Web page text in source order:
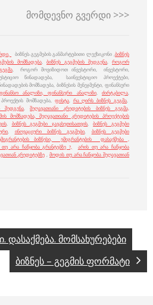
მომდევნო გვერდი >>>
ბიზნეს-გეგმების განმარტებითი ლექსიკონი ,ბიზნეს
მომზადება ბიზნეს გეგმების შედგენა
როგორ
, როგორ მოვიზიდოთ ინვესტორი, ინვესტორი,
წინადადება, საინვესტიციო პროექტები,
მომზადება, ბიზნესის მენეჯმენტი, ფინანსური
ანალიზი,ფინანსური ანალიზი, ძირტკბილა
მომზადება, ფისტა, რა ღირს ბიზნეს გეგმა
შედგენა,შეღავათიანი კრედიტების ბიზნეს გეგმა,
მომზადება, შეღავათიანი კრედიტების პროექტების
, ბიზნეს გეგმები ჯავახეთისათვის ,ბიზნეს გეგმები
ინოვაციური ბიზნეს გეგმები
ბიზნეს გეგმები
ბიზნესი, ემიგრანტების დასაქმება ,
არა ჩაწყობა გრანტებზე ?,
არის თუ არა ჩაწყობა
კრედიტებზე
მოდის თუ არა ჩაწყობა შეღავათიან
დასაქმება. მომსახურებები
ბიზნეს – გეგმის ფორმატი